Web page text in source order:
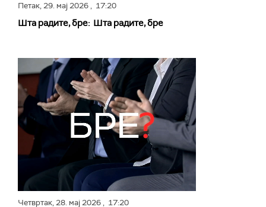
Петак,29. мај 2026, 17:20
Шта радите, бре: Шта радите, бре
Четвртак,28. мај 2026, 17:20